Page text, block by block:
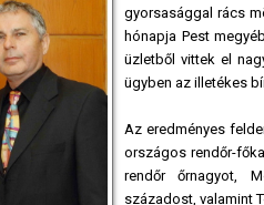
gyorsasággal rács
hónapja Pest
üzletből vittek el
ügyben az illetékes
Az eredményes
országos rendőr-
rendőr őrnagyot,
századost, valamint